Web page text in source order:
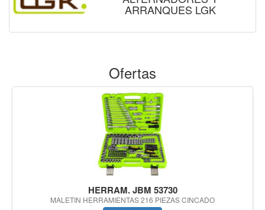
ARRANQUES LGK
Ofertas
HERRAM. JBM 53730
MALETIN HERRAMIENTAS 216 PIEZAS CINCADO